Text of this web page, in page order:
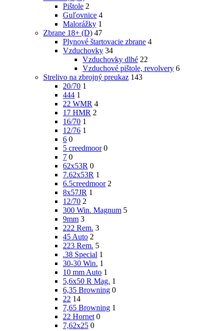
Pištole 2
Guľovnice 4
Malorážky 1
Zbrane 18+ (D) 47
Plynové štartovacie zbrane 4
Vzduchovky 34
Vzduchovky dlhé 22
Vzduchové pištole, revolvery 6
Strelivo na zbrojný preukaz 143
20/70 1
444 1
22 WMR 4
17 HMR 2
16/70 1
12/76 1
6 0
5 creedmoor 0
7 0
62x53R 0
7.62x53R 1
6.5creedmoor 2
8x57JR 1
12/70 2
300 Win. Magnum 5
9mm 3
222 Rem. 3
45 Auto 2
223 Rem. 5
.38 Special 1
30-30 Win. 1
10 mm Auto 1
5,6x50 R Mag. 1
6,35 Browning 0
22 14
7,65 Browning 1
22 Hornet 0
7,62x25 0